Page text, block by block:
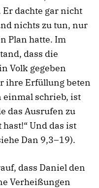
dachte gar nicht
nichts zu tun, nur
Plan hatte. Im
dass die
Volk gegeben
ihre Erfüllung beten
einmal schrieb, ist
das Ausrufen zu
hast!“ Und das ist
Dan 9,3–19).
dass Daniel den
Verheißungen